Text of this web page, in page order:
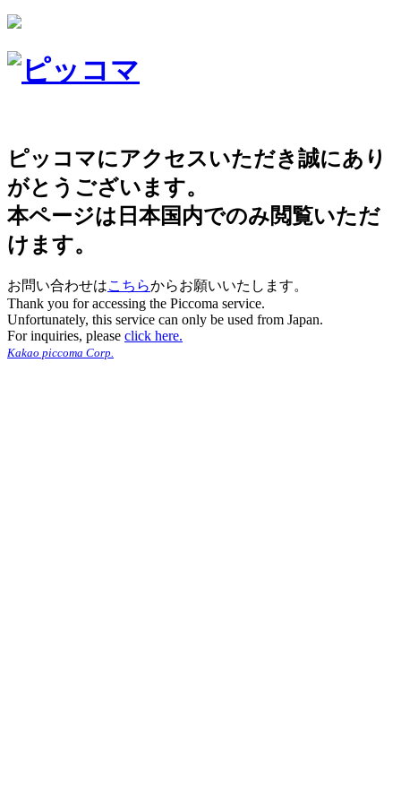
ピッコマにアクセスいただき誠にあり
がとうございます。
本ページは日本国内でのみ閲覧いただ
けます。
お問い合わせはこちらからお願いいたします。
Thank you for accessing the Piccoma service.
Unfortunately, this service can only be used from Japan.
For inquiries, please click here.
Kakao piccoma Corp.